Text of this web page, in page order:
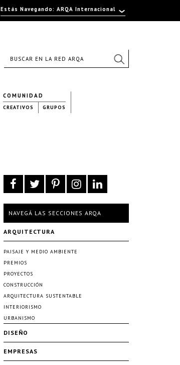
COMUNIDAD
CREATIVOS GRUPOS
NAVEGÁ LAS SECCIONES ARQA
ARQUITECTURA
PAISAJE Y MEDIO AMBIENTE
PREMIOS
PROYECTOS
CONSTRUCCIÓN
ARQUITECTURA SUSTENTABLE
INTERIORISMO
URBANISMO
DISEÑO
EMPRESAS
Estás Navegando: ARQA Internacional